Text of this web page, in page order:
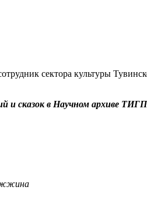
сектора культуры
и сказок в Научном архиве